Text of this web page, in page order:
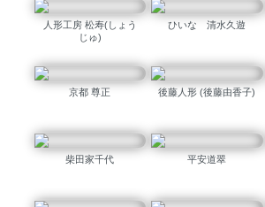
人形工房 松寿(しょう
じゅ)
ひいな 清水久遊
京都 尊正 後藤人形 (後藤由香子)
柴田家千代 平安道翠